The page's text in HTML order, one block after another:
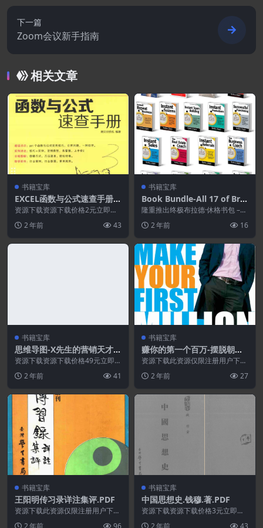
下一篇
Zoom会议新手指南
相关文章
书籍宝库
EXCEL函数与公式速查手册.P
DF
资源下载资源下载价格2元立即购
2 年前 43
书籍宝库
Book Bundle-All 17 of Bra
d Sugars’ Books
隆重推出终极布拉德·休格书包 –
成功...2 年前 16
书籍宝库
思维导图-X先生的营销天才Ja
y Abraham的赚钱秘密
资源下载资源下载价格49元立即购
2 年前 41
书籍宝库
赚你的第一个百万-摆脱朝九
晚五的生活,开始你的梦想生
意.PDF
资源下载此资源仅限注册用户下
保证所有资源永久更新资...
2 年前 27
书籍宝库
王阳明传习录详注集评.PDF
资源下载此资源仅限注册用户下
2 年前 96
书籍宝库
中国思想史.钱穆.著.PDF
资源下载资源下载价格3元立即购
2 年前 43